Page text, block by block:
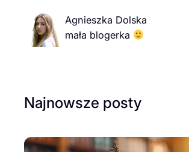
Agnieszka Dolska
mała blogerka
Najnowsze posty